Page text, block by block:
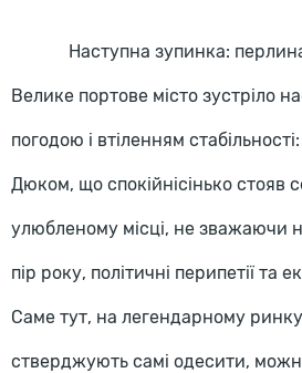
Наступна зупинка: перлина
Велике портове місто зустріло
погодою і втіленням
Дюком, що спокійнісінько стояв
улюбленому місці, не зважаючи
пір року, політичні перипетії та
Саме тут, на легендарному
стверджують самі одесити,